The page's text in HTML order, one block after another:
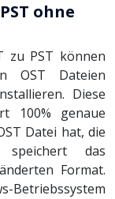
ohne
zu PST können
OST Dateien
Diese
100% genaue
Datei hat, die
das
Format.
Betriebssystem